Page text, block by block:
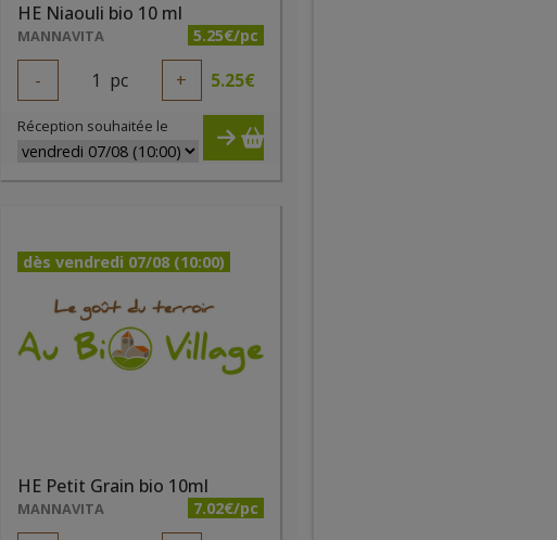
HE Niaouli bio 10 ml
MANNAVITA 5.25€/pc
- 1 pc + 5.25€
Réception souhaitée le
dès vendredi 07/08 (10:00)
HE Petit Grain bio 10ml
MANNAVITA 7.02€/pc